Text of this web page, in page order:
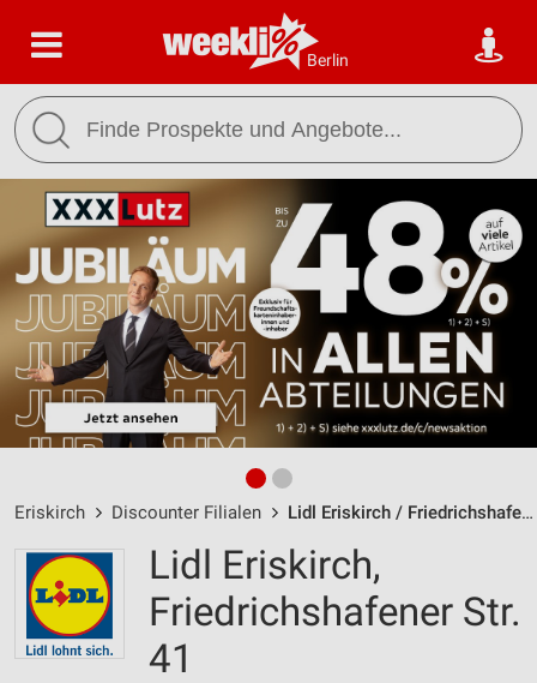
Berlin
Eriskirch Discounter Filialen Lidl Eriskirch / Friedrichshafener Str. 41 - Öffnungszeiten & Adresse
Lidl Eriskirch,
Friedrichshafener Str.
41